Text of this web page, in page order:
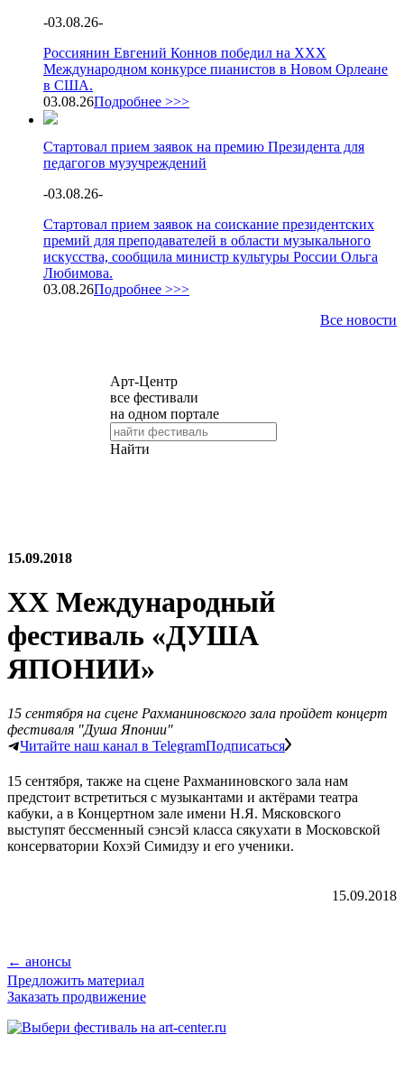
-03.08.26-
Россиянин Евгений Коннов победил на XXX
Международном конкурсе пианистов в Новом Орлеане
в США.
03.08.26Подробнее >>>
Стартовал прием заявок на премию Президента для
педагогов музучреждений
-03.08.26-
Стартовал прием заявок на соискание президентских
премий для преподавателей в области музыкального
искусства, сообщила министр культуры России Ольга
Любимова.
03.08.26Подробнее >>>
Все новости
15.09.2018
ХХ Международный
фестиваль «ДУША
ЯПОНИИ»
15 сентября на сцене Рахманиновского зала пройдет концерт
фестиваля "Душа Японии"
Читайте наш канал в TelegramПодписаться
15 сентября, также на сцене Рахманиновского зала нам
предстоит встретиться с музыкантами и актёрами театра
кабуки, а в Концертном зале имени Н.Я. Мясковского
выступят бессменный сэнсэй класса сякухати в Московской
консерватории Кохэй Симидзу и его ученики.
15.09.2018
← анонсы
Предложить материал
Заказать продвижение